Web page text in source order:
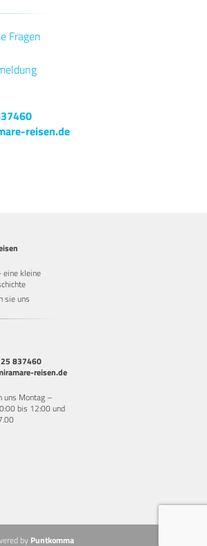
Fragen
reisen.de
eine kleine
sie uns
837460
reisen.de
uns Montag –
bis 12:00 und
by Puntkomma